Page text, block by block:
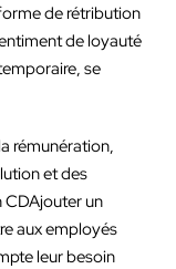
de rétribution
de loyauté
se
rémunération,
et des
un
aux employés
leur besoin